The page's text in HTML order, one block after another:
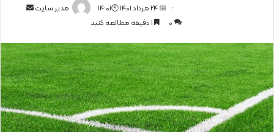
مدیر سایت
ا
ل
ا
ی
م
ی
📅 24 مرداد 1401 🕙14:01
0